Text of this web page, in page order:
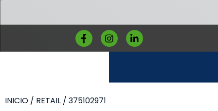
INICIO / RETAIL / 375102971